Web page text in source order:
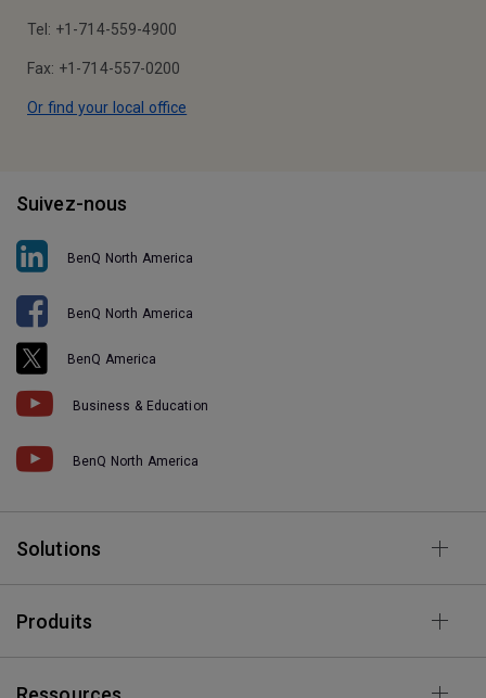
Tel: +1-714-559-4900
Fax: +1-714-557-0200
Or find your local office
Suivez-nous
BenQ North America
BenQ North America
BenQ America
Business & Education
BenQ North America
Solutions
Produits